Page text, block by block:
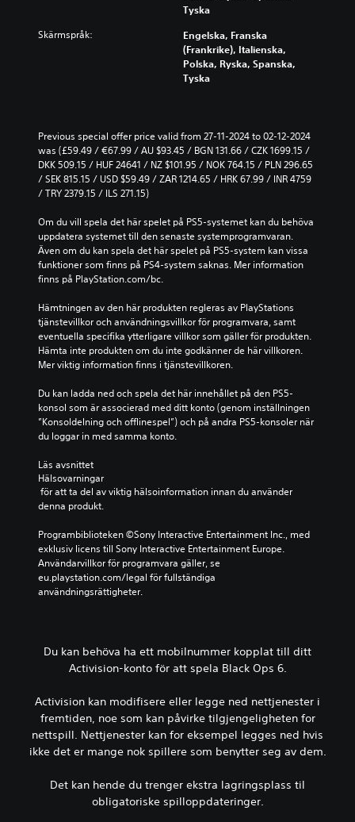
Tyska
Skärmspråk:
Engelska, Franska
(Frankrike), Italienska,
Polska, Ryska, Spanska,
Tyska
Previous special offer price valid from 27-11-2024 to 02-12-2024
was (£59.49 / €67.99 / AU $93.45 / BGN 131.66 / CZK 1699.15 /
DKK 509.15 / HUF 24641 / NZ $101.95 / NOK 764.15 / PLN 296.65
/ SEK 815.15 / USD $59.49 / ZAR 1214.65 / HRK 67.99 / INR 4759
/ TRY 2379.15 / ILS 271.15)
Om du vill spela det här spelet på PS5-systemet kan du behöva
uppdatera systemet till den senaste systemprogramvaran.
Även om du kan spela det här spelet på PS5-system kan vissa
funktioner som finns på PS4-system saknas. Mer information
finns på PlayStation.com/bc.
Hämtningen av den här produkten regleras av PlayStations
tjänstevillkor och användningsvillkor för programvara, samt
eventuella specifika ytterligare villkor som gäller för produkten.
Hämta inte produkten om du inte godkänner de här villkoren.
Mer viktig information finns i tjänstevillkoren.
Du kan ladda ned och spela det här innehållet på den PS5-
konsol som är associerad med ditt konto (genom inställningen
”Konsoldelning och offlinespel”) och på andra PS5-konsoler när
du loggar in med samma konto.
Läs avsnittet
Hälsovarningar
denna produkt.
Programbiblioteken ©Sony Interactive Entertainment Inc., med
exklusiv licens till Sony Interactive Entertainment Europe.
Användarvillkor för programvara gäller, se
eu.playstation.com/legal för fullständiga
användningsrättigheter.
Du kan behöva ha ett mobilnummer kopplat till ditt
Activision-konto för att spela Black Ops 6.
Activision kan modifisere eller legge ned nettjenester i
fremtiden, noe som kan påvirke tilgjengeligheten for
nettspill. Nettjenester kan for eksempel legges ned hvis
ikke det er mange nok spillere som benytter seg av dem.
Det kan hende du trenger ekstra lagringsplass til
obligatoriske spilloppdateringer.